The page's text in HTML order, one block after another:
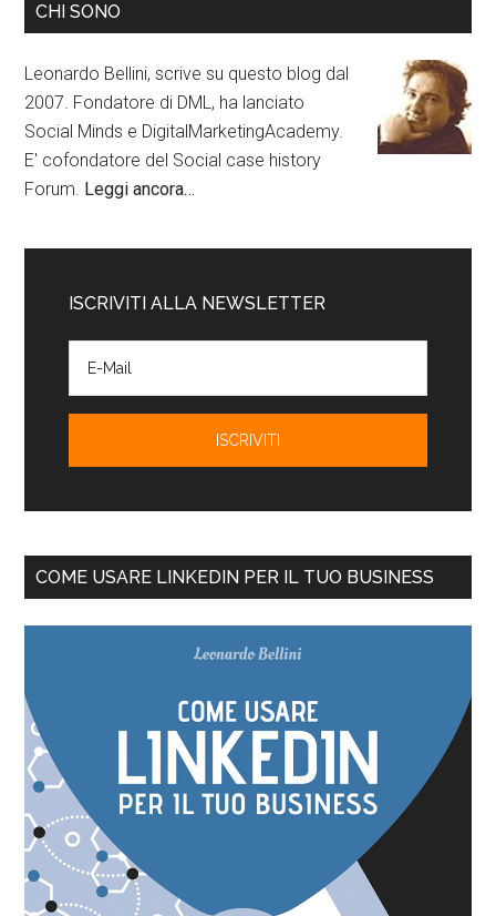
CHI SONO
Leonardo Bellini, scrive su questo blog dal
2007. Fondatore di DML, ha lanciato
Social Minds e DigitalMarketingAcademy.
E' cofondatore del Social case history
Forum. Leggi ancora…
ISCRIVITI ALLA NEWSLETTER
COME USARE LINKEDIN PER IL TUO BUSINESS